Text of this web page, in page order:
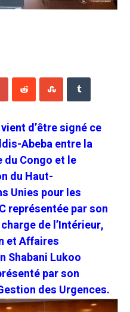
d’être signé ce
Abeba entre la
du Congo et le
du Haut-
Unies pour les
représentée par son
de l’Intérieur,
et Affaires
Shabani Lukoo
par son
des Urgences.